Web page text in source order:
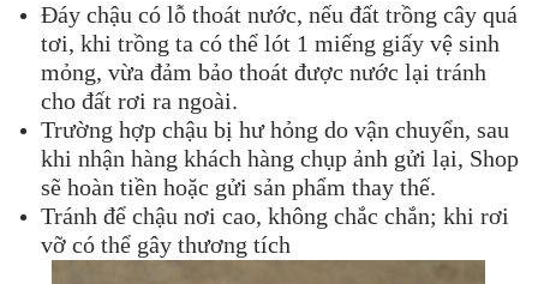
Đáy chậu có lỗ thoát nước, nếu đất trồng cây quá
tơi, khi trồng ta có thể lót 1 miếng giấy vệ sinh
mỏng, vừa đảm bảo thoát được nước lại tránh
cho đất rơi ra ngoài.
Trường hợp chậu bị hư hỏng do vận chuyển, sau
khi nhận hàng khách hàng chụp ảnh gửi lại, Shop
sẽ hoàn tiền hoặc gửi sản phẩm thay thế.
Tránh để chậu nơi cao, không chắc chắn; khi rơi
vỡ có thể gây thương tích